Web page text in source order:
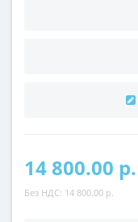
14 800.00 р.
Без НДС: 14 800.00 р.